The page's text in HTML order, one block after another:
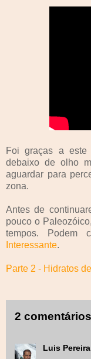
Foi graças a este
debaixo de olho
aguardar para
zona.
Antes de
pouco o
tempos. Podem
Interessante.
Parte 2 - Hidratos
2
Luis Pereira